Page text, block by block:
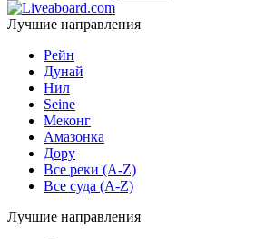
Лучшие направления
Рейн
Дунай
Нил
Seine
Меконг
Амазонка
Дору
Все реки (A-Z)
Все суда (A-Z)
Лучшие направления